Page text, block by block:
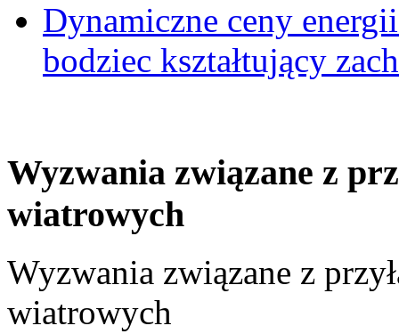
Dynamiczne ceny
bodziec kształtujący
Wyzwania związane z
wiatrowych
Wyzwania związane z
wiatrowych